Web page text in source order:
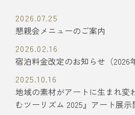
2026.07.25
懇親会メニューのご案内
2026.02.16
宿泊料金改定のお知らせ（2026
2025.10.16
地域の素材がアートに生まれ変
むツーリズム 2025』アート展示